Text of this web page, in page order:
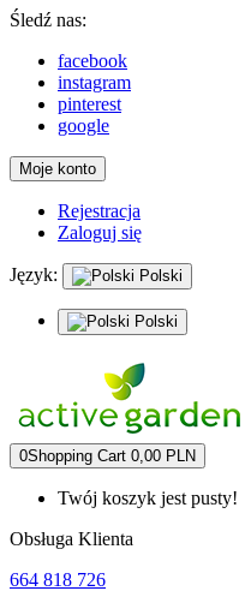
Śledź nas:
facebook
instagram
pinterest
google
Moje konto
Rejestracja
Zaloguj się
Język: Polski
Polski
0Shopping Cart 0,00 PLN
Twój koszyk jest pusty!
Obsługa Klienta
664 818 726